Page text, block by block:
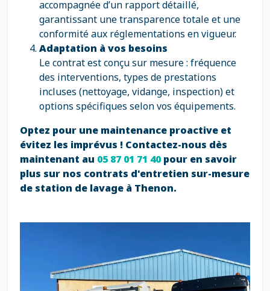
accompagnée d’un rapport détaillé,
garantissant une transparence totale et une
conformité aux réglementations en vigueur.
Adaptation à vos besoins
Le contrat est conçu sur mesure : fréquence
des interventions, types de prestations
incluses (nettoyage, vidange, inspection) et
options spécifiques selon vos équipements.
Optez pour une maintenance proactive et
évitez les imprévus ! Contactez-nous dès
maintenant au 05 87 01 71 40pour en savoir
plus sur nos contrats d'entretien sur-mesure
de station de lavage à Thenon.